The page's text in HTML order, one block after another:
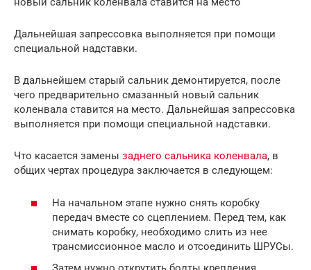
Дальнейшая запрессовка выполняется при помощи
специальной надставки.
В дальнейшем старый сальник демонтируется, после
чего предварительно смазанный новый сальник
коленвала ставится на место. Дальнейшая запрессовка
выполняется при помощи специальной надставки.
Что касается замены заднего сальника коленвала, в
общих чертах процедура заключается в следующем:
На начальном этапе нужно снять коробку
передач вместе со сцеплением. Перед тем, как
снимать коробку, необходимо слить из нее
трансмиссионное масло и отсоединить ШРУСы.